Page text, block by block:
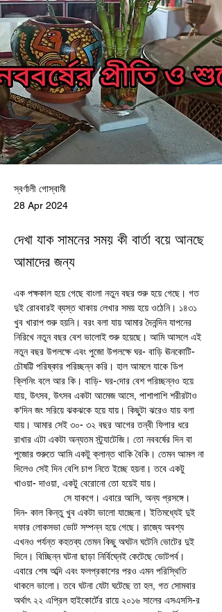
স্বর্ণালী গোস্বামী
28 Apr 2024
দেখা যাক সামনের সময় কী বার্তা বয়ে আনছে
আমাদের জন্য
এক পক্ষকাল হয়ে গেছে বাংলা নতুন বছর শুরু হয়ে গেছে। গত
দুই রোববারই ব্যস্ত থাকায় লেখার সময় হয়ে ওঠেনি। ১৪৩১
খুব খারাপ শুরু হয়নি। বরং বলা যায় আমার দৈনন্দিন যাপনের
নিরিখে নতুন বছর বেশ ভালোই শুরু হয়েছে। আমি আসলে এই
নতুন বছর উপলক্ষে এবং পুজো উপলক্ষে ঘর- বাড়ি ঊনকোটি-
চৌষট্টি পরিষ্কার পরিচ্ছন্ন করি। হাল আমলে যাকে ডিপ
ক্লিনিং বলে আর কি। বাড়ি- ঘর-দোর বেশ পরিচ্ছন্নও হয়ে
যায়, উৎসব, উৎসব একটা আমেজ আসে, পাশাপাশি শরীরটাও
ক'দিন জং সরিয়ে ঝকঝকে হয়ে যায়। কিছুটা ঝরেও যায় বলা
যায়। আমার সেই ৩০- ৩২ বছর আগের তন্বী ফিগার ধরে
রাখার এটা একটা অন্যতম স্ট্র্যাটেজি। তো নববর্ষের দিন বা
পুজোর শুরুতে আমি একটু ক্লান্ত থাকি বৈকি। তেমন আমল না
দিলেও সেই দিন বেশি চাপ নিতে ইচ্ছে হয়না। তবে একটু
খাওয়া- দাওয়া, একটু বেরোনো তো হয়েই যায়।
দিন- কাল কিন্তু খুব একটা ভালো যাচ্ছেনা। ইতিমধ্যেই দুই
দফার লোকসভা ভোট সম্পন্ন হয়ে গেছে। রাজ্যে অবশ্য
এখনও পর্যন্ত কহতব্য তেমন কিছু অঘটন ঘটেনি ভোটের দুই
দিনে। বিচ্ছিন্ন ঘটনা ছাড়া নির্বিঘ্নেই কেটেছে ভোটপর্ব।
এবারে শেষ অব্দি এবং ফলপ্রকাশের পরও এমন পরিস্থিতি
থাকলে ভালো। তবে ঘটনা যেটা ঘটেছে তা হল, গত সোমবার
অর্থাৎ ২২ এপ্রিল হাইকোর্টের রায়ে ২০১৬ সালের এসএসসি-র